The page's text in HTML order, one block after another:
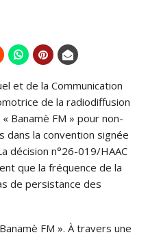
et de la Communication
de la radiodiffusion
Banamè FM » pour non-
la convention signée
décision n°26-019/HAAC
que la fréquence de la
de persistance des
FM ». À travers une